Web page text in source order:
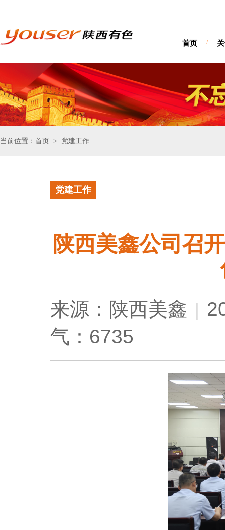
首页 /
当前位置：首页 > 党建工作
党建工作
陕西美鑫公司召
来源：陕西美鑫 |
气：6735